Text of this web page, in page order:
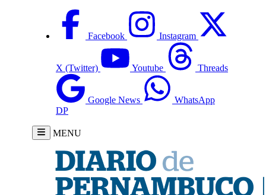
Facebook Instagram
X (Twitter) Youtube Threads
Google News
WhatsApp
DP
MENU